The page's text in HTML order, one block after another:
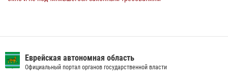
23 июля 2026, 00:16 2
Еврейская автономная область
Официальный портал органов государственной власти